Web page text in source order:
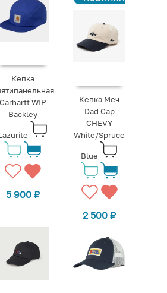
Кепка
Carhartt WIP
Backley
5 900 ₽
Кепка Меч
Dad Cap
CHEVY
White/Spruce
Blue
2 500₽